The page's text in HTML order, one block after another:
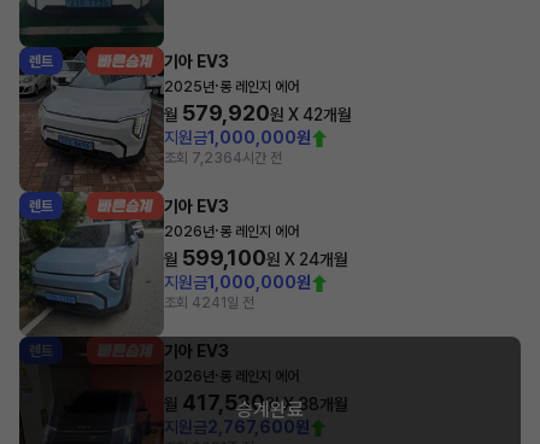
렌트 기아 EV3
2025년·롱 레인지 에어
월 579,920원 X42개월
지원금1,000,000원
조회 7,2364시간 전
렌트 기아 EV3
2026년·롱 레인지 에어
월 599,100원 X 24개월
지원금1,000,000원
조회 4241일 전
렌트 기아 EV3
2026년· 롱 레인지 에어
월 417,530원 X38개월
지원금2,767,600원
승계완료